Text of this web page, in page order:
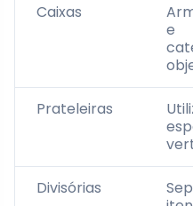
Caixas
e
Prateleiras
Divisórias